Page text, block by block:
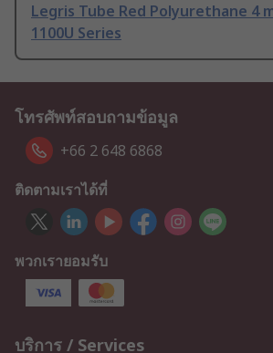
Legris Tube Red Polyurethane 4
1100U Series
โทรศัพท์สอบถามข้อมูล
+66 2 648 6868
ติดตามเราได้ที่
พวกเรายอมรับ
บริการ / Services